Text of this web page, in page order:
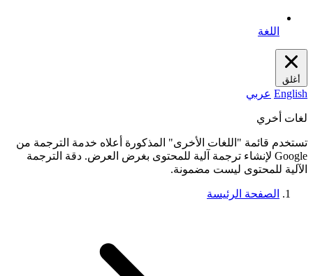
اللغة
أغلق
English عربي
لغات أخري
تستخدم قائمة "اللغات الأخرى" المذكورة أعلاه خدمة الترجمة من
Google لإنشاء ترجمة آلية للمحتوى بغرض العرض. دقة الترجمة
الآلية للمحتوى ليست مضمونة.
الصفحة الرئيسة